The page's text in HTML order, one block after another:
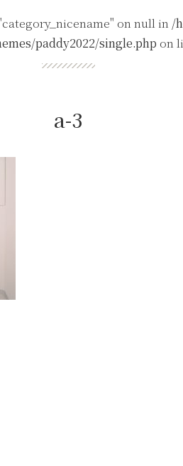
on null in /
paddy2022/single.php on
a-3